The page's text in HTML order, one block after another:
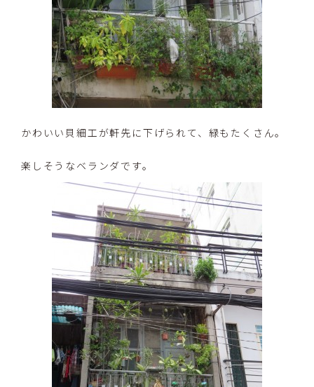
かわいい貝細工が軒先に下げられて、緑もたくさん。
楽しそうなベランダです。